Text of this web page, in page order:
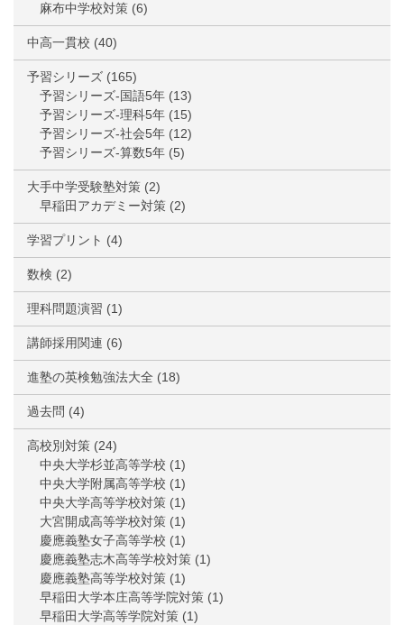
麻布中学校対策 (6)
中高一貫校 (40)
予習シリーズ (165)
予習シリーズ-国語5年 (13)
予習シリーズ-理科5年 (15)
予習シリーズ-社会5年 (12)
予習シリーズ-算数5年 (5)
大手中学受験塾対策 (2)
早稲田アカデミー対策 (2)
学習プリント (4)
数検 (2)
理科問題演習 (1)
講師採用関連 (6)
進塾の英検勉強法大全 (18)
過去問 (4)
高校別対策 (24)
中央大学杉並高等学校 (1)
中央大学附属高等学校 (1)
中央大学高等学校対策 (1)
大宮開成高等学校対策 (1)
慶應義塾女子高等学校 (1)
慶應義塾志木高等学校対策 (1)
慶應義塾高等学校対策 (1)
早稲田大学本庄高等学院対策 (1)
早稲田大学高等学院対策 (1)